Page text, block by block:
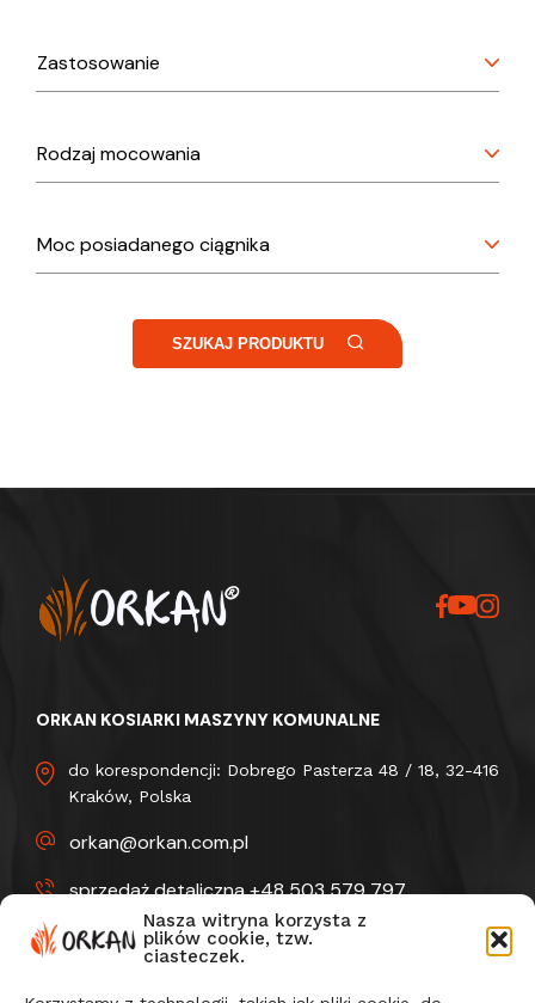
Nasza witryna korzysta z
plików cookie, tzw.
ciasteczek.
SZUKAJ PRODUKTU
ORKAN KOSIARKI MASZYNY KOMUNALNE
do korespondencji: Dobrego Pasterza 48 / 18, 32-416
Kraków, Polska
orkan@orkan.com.pl
sprzedaż detaliczna +48 503 579 797
sprzedaż detaliczna +48 503 579 797